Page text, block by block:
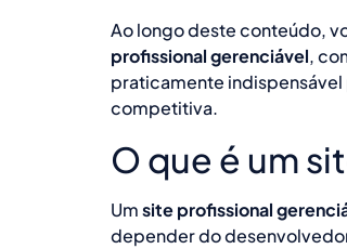
Ao longo deste conteúdo,
profissional gerenciável,
praticamente
competitiva.
O que é um
Umsite profissional
depender do